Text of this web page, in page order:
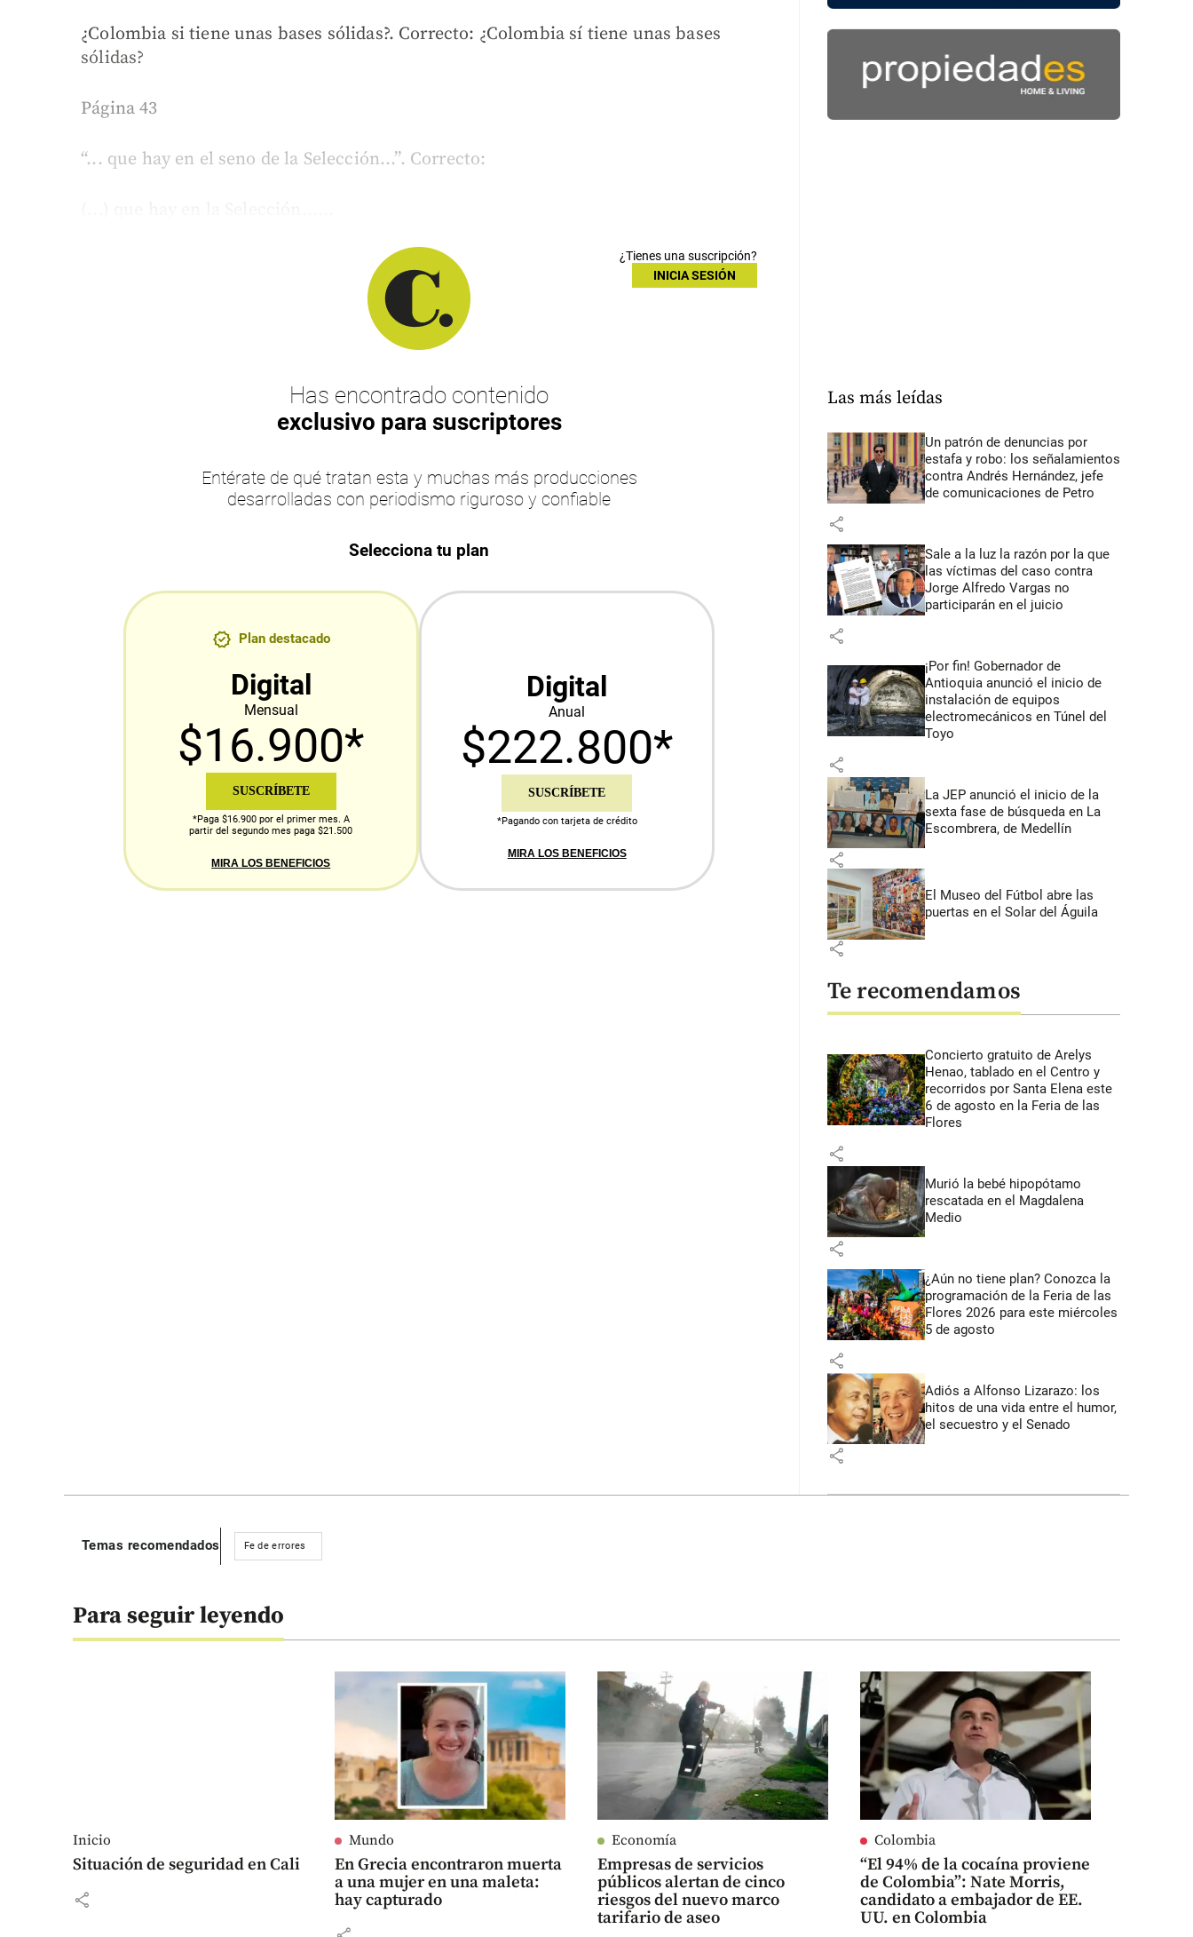
¿Colombia si tiene unas bases sólidas?. Correcto: ¿Colombia sí tiene unas bases
sólidas?
Página 43
“... que hay en el seno de la Selección...”. Correcto:
¿Tienes una suscripción?
INICIA SESIÓN
Has encontrado contenido
exclusivo para suscriptores
Entérate de qué tratan esta y muchas más producciones
desarrolladas con periodismo riguroso y confiable
Selecciona tu plan
Plan destacado
Digital
Mensual
$16.900*
SUSCRÍBETE
*Paga $16.900 por el primer mes. A
partir del segundo mes paga $21.500
MIRA LOS BENEFICIOS
Digital
Anual
$222.800*
SUSCRÍBETE
*Pagando con tarjeta de crédito
MIRA LOS BENEFICIOS
Las más leídas
Un patrón de denuncias por
estafa y robo: los señalamientos
contra Andrés Hernández, jefe
de comunicaciones de Petro
share
Sale a la luz la razón por la que
las víctimas del caso contra
Jorge Alfredo Vargas no
participarán en el juicio
share
¡Por fin! Gobernador de
Antioquia anunció el inicio de
instalación de equipos
electromecánicos en Túnel del
Toyo
share
La JEP anunció el inicio de la
sexta fase de búsqueda en La
Escombrera, de Medellín
share
El Museo del Fútbol abre las
puertas en el Solar del Águila
share
Te recomendamos
Concierto gratuito de Arelys
Henao, tablado en el Centro y
recorridos por Santa Elena este
6 de agosto en la Feria de las
Flores
share
Murió la bebé hipopótamo
rescatada en el Magdalena
Medio
share
¿Aún no tiene plan? Conozca la
programación de la Feria de las
Flores 2026 para este miércoles
5 de agosto
share
Adiós a Alfonso Lizarazo: los
hitos de una vida entre el humor,
el secuestro y el Senado
share
Temas recomendados Fe de errores
Para seguir leyendo
Inicio
Situación de seguridad en Cali
share
Mundo
En Grecia encontraron muerta
a una mujer en una maleta:
hay capturado
Economía
Empresas de servicios
públicos alertan de cinco
riesgos del nuevo marco
tarifario de aseo
Colombia
“El 94% de la cocaína proviene
de Colombia”: Nate Morris,
candidato a embajador de EE.
UU. en Colombia